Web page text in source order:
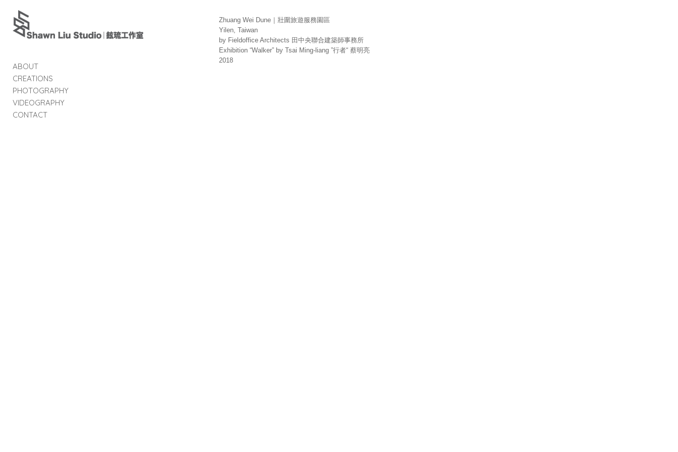
ABOUT
CREATIONS
PHOTOGRAPHY
VIDEOGRAPHY
CONTACT
Zhuang Wei Dune｜壯圍旅遊服務園區
Yilen, Taiwan
by Fieldoffice Architects 田中央聯合建築師事務所
Exhibition “Walker” by Tsai Ming-liang ”行者“ 蔡明亮
2018